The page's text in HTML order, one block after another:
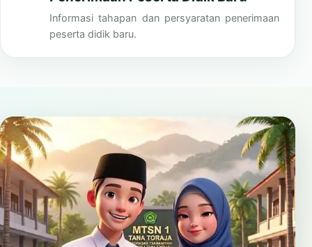
Informasi tahapan dan persyaratan penerimaan
peserta didik baru.